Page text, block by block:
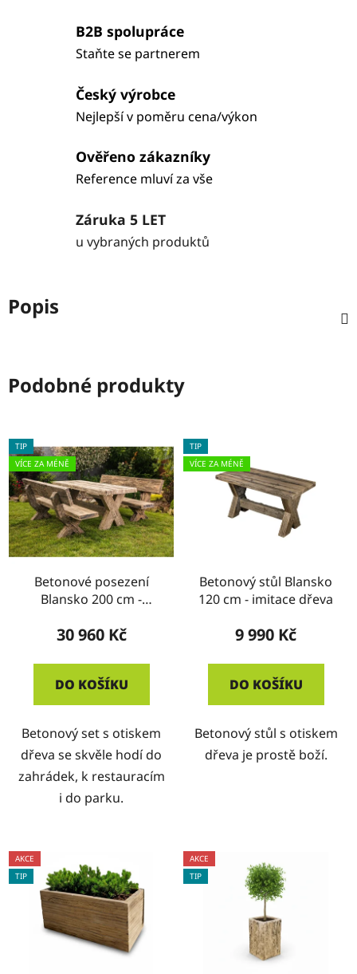
B2B spolupráce
Staňte se partnerem
Český výrobce
Nejlepší v poměru cena/výkon
Ověřeno zákazníky
Reference mluví za vše
Záruka 5 LET
u vybraných produktů
Popis
Podobné produkty
TIP
VÍCE ZA MÉNĚ
Betonové posezení
Blansko 200 cm -
30 960 Kč
DO KOŠÍKU
Betonový set s otiskem
dřeva se skvěle hodí do
zahrádek, k restauracím
i do parku.
TIP
VÍCE ZA MÉNĚ
Betonový stůl Blansko
120 cm - imitace dřeva
9 990 Kč
DO KOŠÍKU
Betonový stůl s otiskem
dřeva je prostě boží.
AKCE
TIP
AKCE
TIP